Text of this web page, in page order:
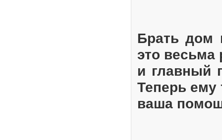
Брать дом
это весьма
и главный
Теперь ему
ваша